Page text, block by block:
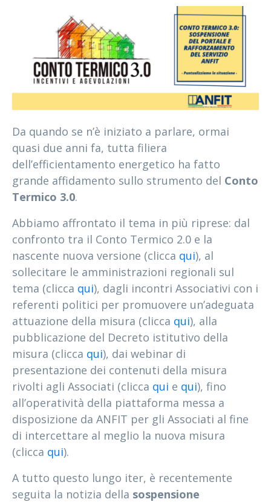
Da quando se n’è iniziato a parlare, ormai
quasi due anni fa, tutta filiera
dell’efficientamento energetico ha fatto
grande affidamento sullo strumento del Conto
Termico 3.0.
Abbiamo affrontato il tema in più riprese: dal
confronto tra il Conto Termico 2.0 e la
nascente nuova versione (clicca qui), al
sollecitare le amministrazioni regionali sul
tema (clicca qui), dagli incontri Associativi con i
referenti politici per promuovere un’adeguata
attuazione della misura (clicca qui), alla
pubblicazione del Decreto istitutivo della
misura (clicca qui), dai webinar di
presentazione dei contenuti della misura
rivolti agli Associati (clicca qui e qui), fino
all’operatività della piattaforma messa a
disposizione da ANFIT per gli Associati al fine
di intercettare al meglio la nuova misura
(clicca qui).
A tutto questo lungo iter, è recentemente
seguita la notizia della sospensione